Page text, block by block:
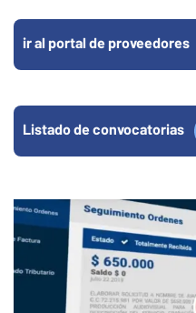
ir al portal de proveedores
Listado de convocatorias